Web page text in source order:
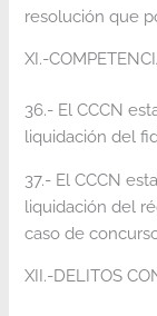
resolución que
XI.-
36.- El CCCN
liquidación del
37.- El CCCN
liquidación del
caso de
XII.-DELITOS